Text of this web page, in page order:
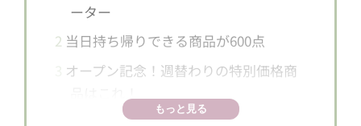
ーター
2 当日持ち帰りできる商品が600点
オープン記念！週替わりの特別価格商
3/14(金)〜3/20(木)に安くなるもの
もっと見る